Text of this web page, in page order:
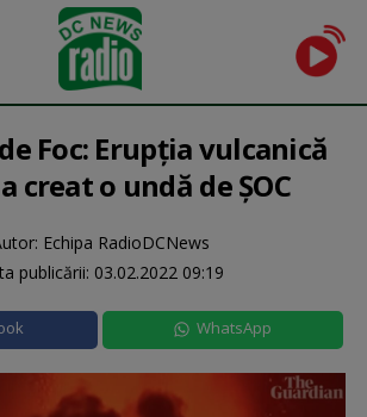
Foc: Erupția vulcanică
creat o undă de ȘOC
Echipa RadioDCNews
publicării: 03.02.2022 09:19
WhatsApp